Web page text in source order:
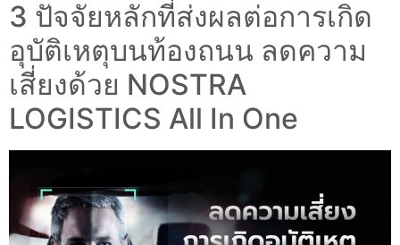
3 ปัจจัยหลักที่ส่งผลต่อการเกิด
อุบัติเหตุบนท้องถนน ลดความ
เสี่ยงด้วย NOSTRA
LOGISTICS All In One